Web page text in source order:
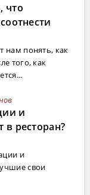
что
нам понять, как
того, как
и
в ресторан?
и
свои